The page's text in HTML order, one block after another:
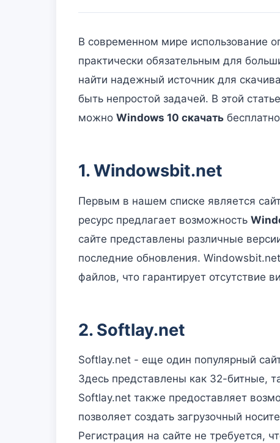
В современном мире использование
практически обязательным для
найти надежный источник для
быть непростой задачей. В этой
можно Windows 10 скачать
1. Windowsbit.net
Первым в нашем списке является
ресурс предлагает возможность
сайте представлены различные
последние обновления.
файлов, что гарантирует отсутствие
2. Softlay.net
Softlay.net - еще один популярный
Здесь представлены как 32-битные,
Softlay.net также предоставляет
позволяет создать загрузочный
Регистрация на сайте не требуется,